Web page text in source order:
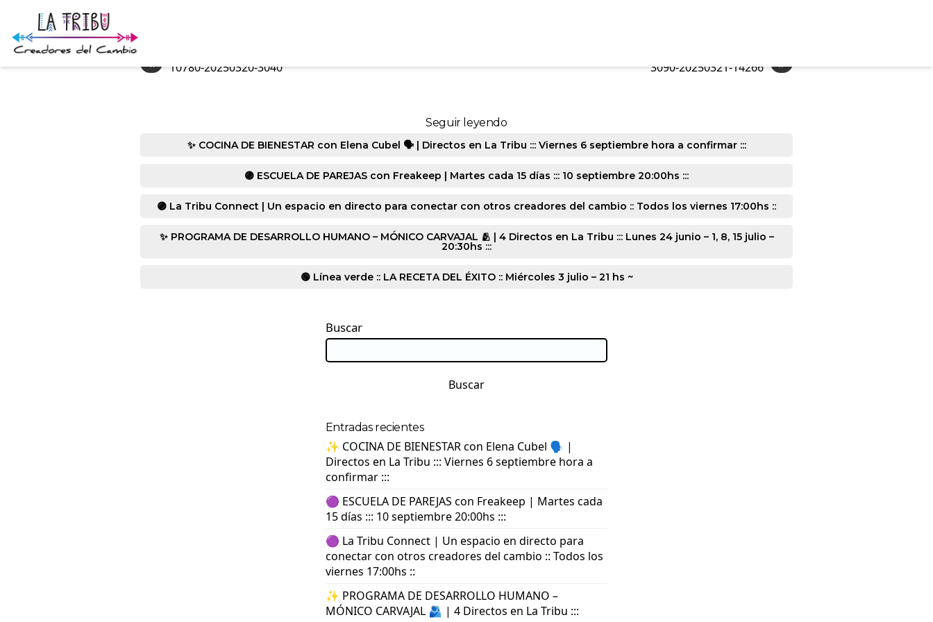
« 10780-20250320-3040 »
3090-20250321-14266
Seguir leyendo
✨ COCINA DE BIENESTAR con Elena Cubel 🗣️ | Directos en La Tribu ::: Viernes 6 septiembre hora a confirmar :::
🟣 ESCUELA DE PAREJAS con Freakeep | Martes cada 15 días ::: 10 septiembre 20:00hs :::
🟣 La Tribu Connect | Un espacio en directo para conectar con otros creadores del cambio :: Todos los viernes 17:00hs ::
✨ PROGRAMA DE DESARROLLO HUMANO – MÓNICO CARVAJAL 🫂 | 4 Directos en La Tribu ::: Lunes 24 junio – 1, 8, 15 julio –
20:30hs :::
🟢 Línea verde :: LA RECETA DEL ÉXITO :: Miércoles 3 julio – 21 hs ~
Buscar
Buscar
Entradas recientes
✨ COCINA DE BIENESTAR con Elena Cubel 🗣️ |
Directos en La Tribu ::: Viernes 6 septiembre hora a
confirmar :::
🟣 ESCUELA DE PAREJAS con Freakeep | Martes cada
15 días ::: 10 septiembre 20:00hs :::
🟣 La Tribu Connect | Un espacio en directo para
conectar con otros creadores del cambio :: Todos los
viernes 17:00hs ::
✨ PROGRAMA DE DESARROLLO HUMANO –
MÓNICO CARVAJAL 🫂 | 4 Directos en La Tribu :::